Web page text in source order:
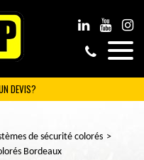
DEVIS?
de sécurité colorés
Bordeaux